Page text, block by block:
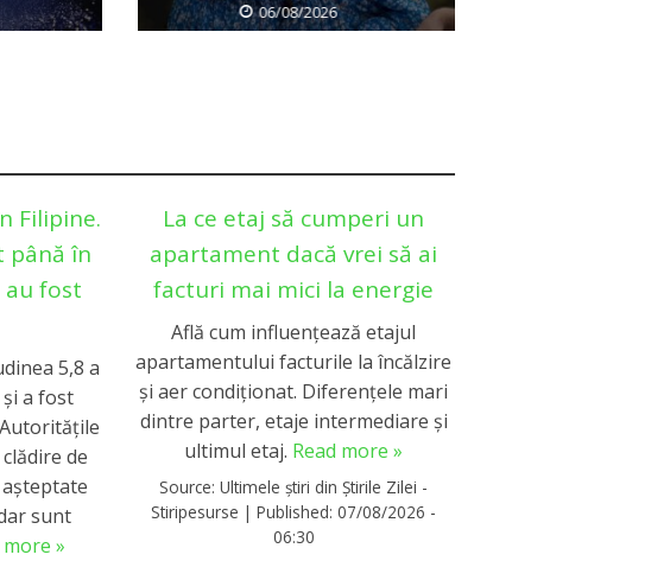
06/08/2026
Filipine.
până în
au fost
5,8 a
a fost
de
sunt
more »
La ce etaj să cumperi un
apartament dacă vrei să ai
facturi mai mici la energie
Află cum influențează etajul
apartamentului facturile la încălzire
și aer condiționat. Diferențele mari
dintre parter, etaje intermediare și
ultimul etaj. Read more »
Source:Ultimele știri din Știrile Zilei -
Stiripesurse |Published:07/08/2026 -
06:30